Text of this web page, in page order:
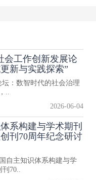
会工作创新发展论
新与实践探索”
：数智时代的社会治理
..
2026-06-04
系构建与学术期刊
刊70周年纪念研讨
自主知识体系构建与学
刊70..